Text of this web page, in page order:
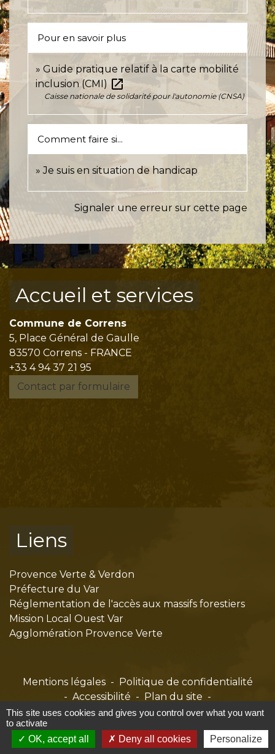
Pour en savoir plus
Guide pratique relatif à la carte mobilité
inclusion (CMI) open_in_new
Caisse nationale de solidarité pour l'autonomie (CNSA)
Comment faire si...
Je suis en situation de handicap
Signaler une erreur sur cette page
Accueil et services
Commune de Correns
5, Place Général de Gaulle
83570 Correns - FRANCE
+33 4 94 37 21 95
Contact par formulaire
Liens
Provence Verte & Verdon
Préfecture du Var
Réglementation de l'accès aux massifs forestiers
Mission Local Ouest Var
Agglomération Provence Verte
Mentions légales -
Politique de confidentialité
- Accessibilité - Plan du site -
Gestion des cookies
Site créé en partenariat avec Réseau des Communes
This site uses cookies and gives you control over what you want
to activate
OK, accept all
Deny all cookies Personalize